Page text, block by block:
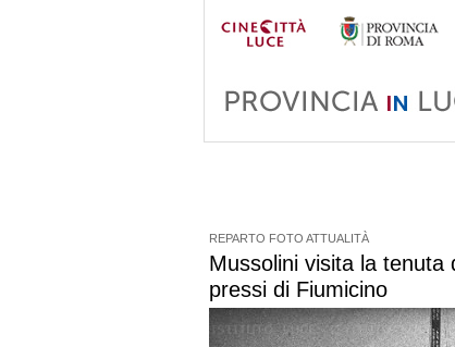
REPARTO FOTO ATTUALITÀ
Mussolini visita la tenuta
pressi di Fiumicino